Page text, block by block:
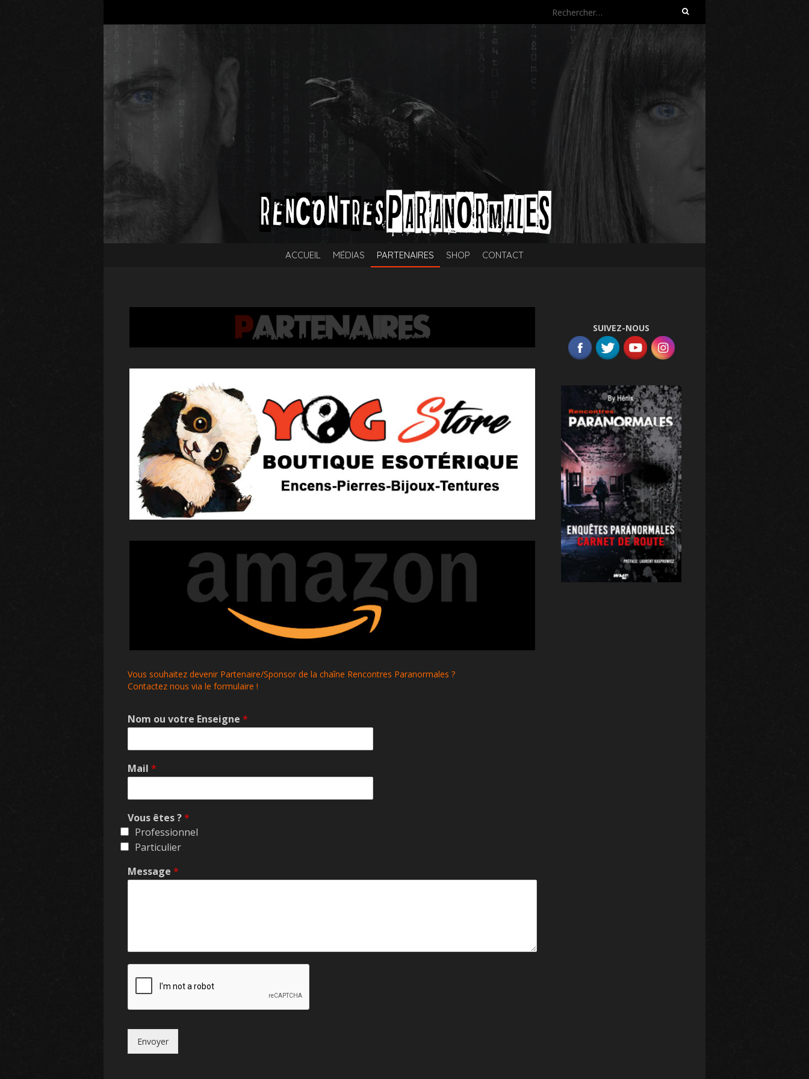
Rechercher :
ACCUEIL MÉDIAS PARTENAIRES SHOP CONTACT
Vous souhaitez devenir Partenaire/Sponsor de la chaîne Rencontres Paranormales ?
Contactez nous via le formulaire !
Nom ou votre Enseigne *
Mail *
Vous êtes ?*
Professionnel
Particulier
Message *
Envoyer
SUIVEZ-NOUS